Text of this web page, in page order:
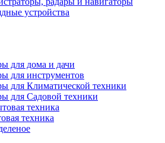
устройства
для дома и дачи
для инструментов
для Климатической техники
для Садовой техники
техника
техника